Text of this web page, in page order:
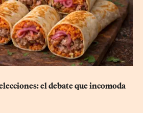
el debate que incomoda